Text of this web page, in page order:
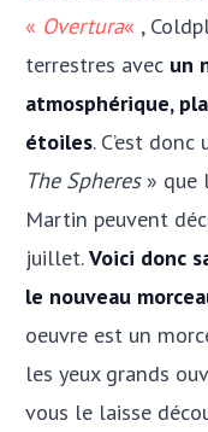
« Overtura« ,
terrestres avec un
atmosphérique,
étoiles. C’est
The Spheres» que
Martin peuvent
juillet.Voici donc
le nouveau
oeuvre est un
les yeux grands
vous le laisse